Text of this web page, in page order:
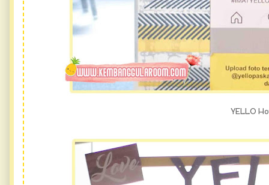
YELLO